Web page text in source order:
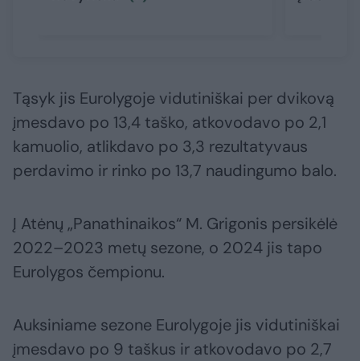
Tąsyk jis Eurolygoje vidutiniškai per dvikovą
įmesdavo po 13,4 taško, atkovodavo po 2,1
kamuolio, atlikdavo po 3,3 rezultatyvaus
perdavimo ir rinko po 13,7 naudingumo balo.
Į Atėnų „Panathinaikos“ M. Grigonis persikėlė
2022–2023 metų sezone, o 2024 jis tapo
Eurolygos čempionu.
Auksiniame sezone Eurolygoje jis vidutiniškai
įmesdavo po 9 taškus ir atkovodavo po 2,7